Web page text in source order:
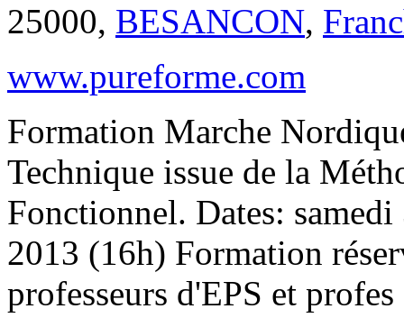
25000, BESANCON,
www.pureforme.com
Formation Marche
Technique issue de la
Fonctionnel. Dates:
2013 (16h) Formation
professeurs d'EPS et profes